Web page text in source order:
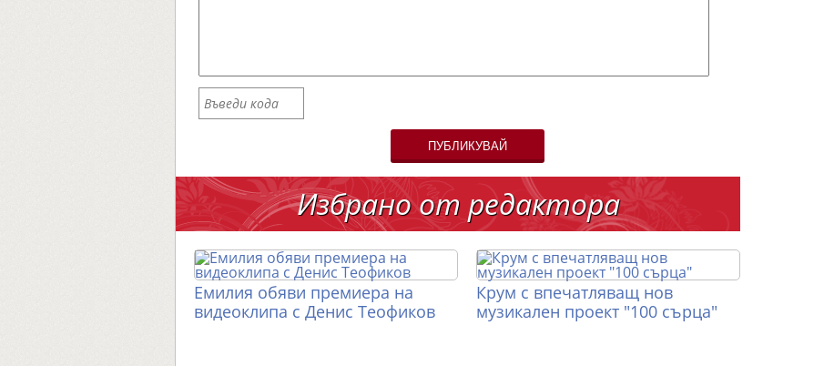
ПУБЛИКУВАЙ
Избрано от редактора
Емилия обяви премиера на
видеоклипа с Денис Теофиков
Крум с впечатляващ нов
музикален проект "100 сърца"